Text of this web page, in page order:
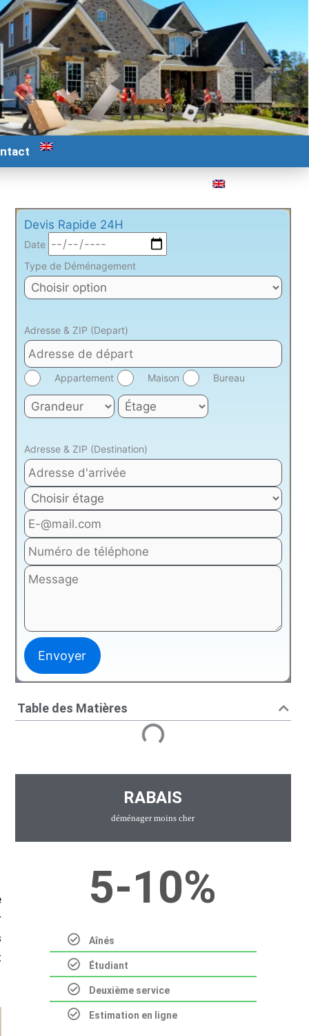
Devis Rapide 24H
Date
Type de Déménagement
Adresse & ZIP (Depart)
Appartement Maison Bureau
Adresse & ZIP (Destination)
Table des Matières
RABAIS
déménager moins cher
5-10%
Aînés
Étudiant
Deuxième service
Estimation en ligne